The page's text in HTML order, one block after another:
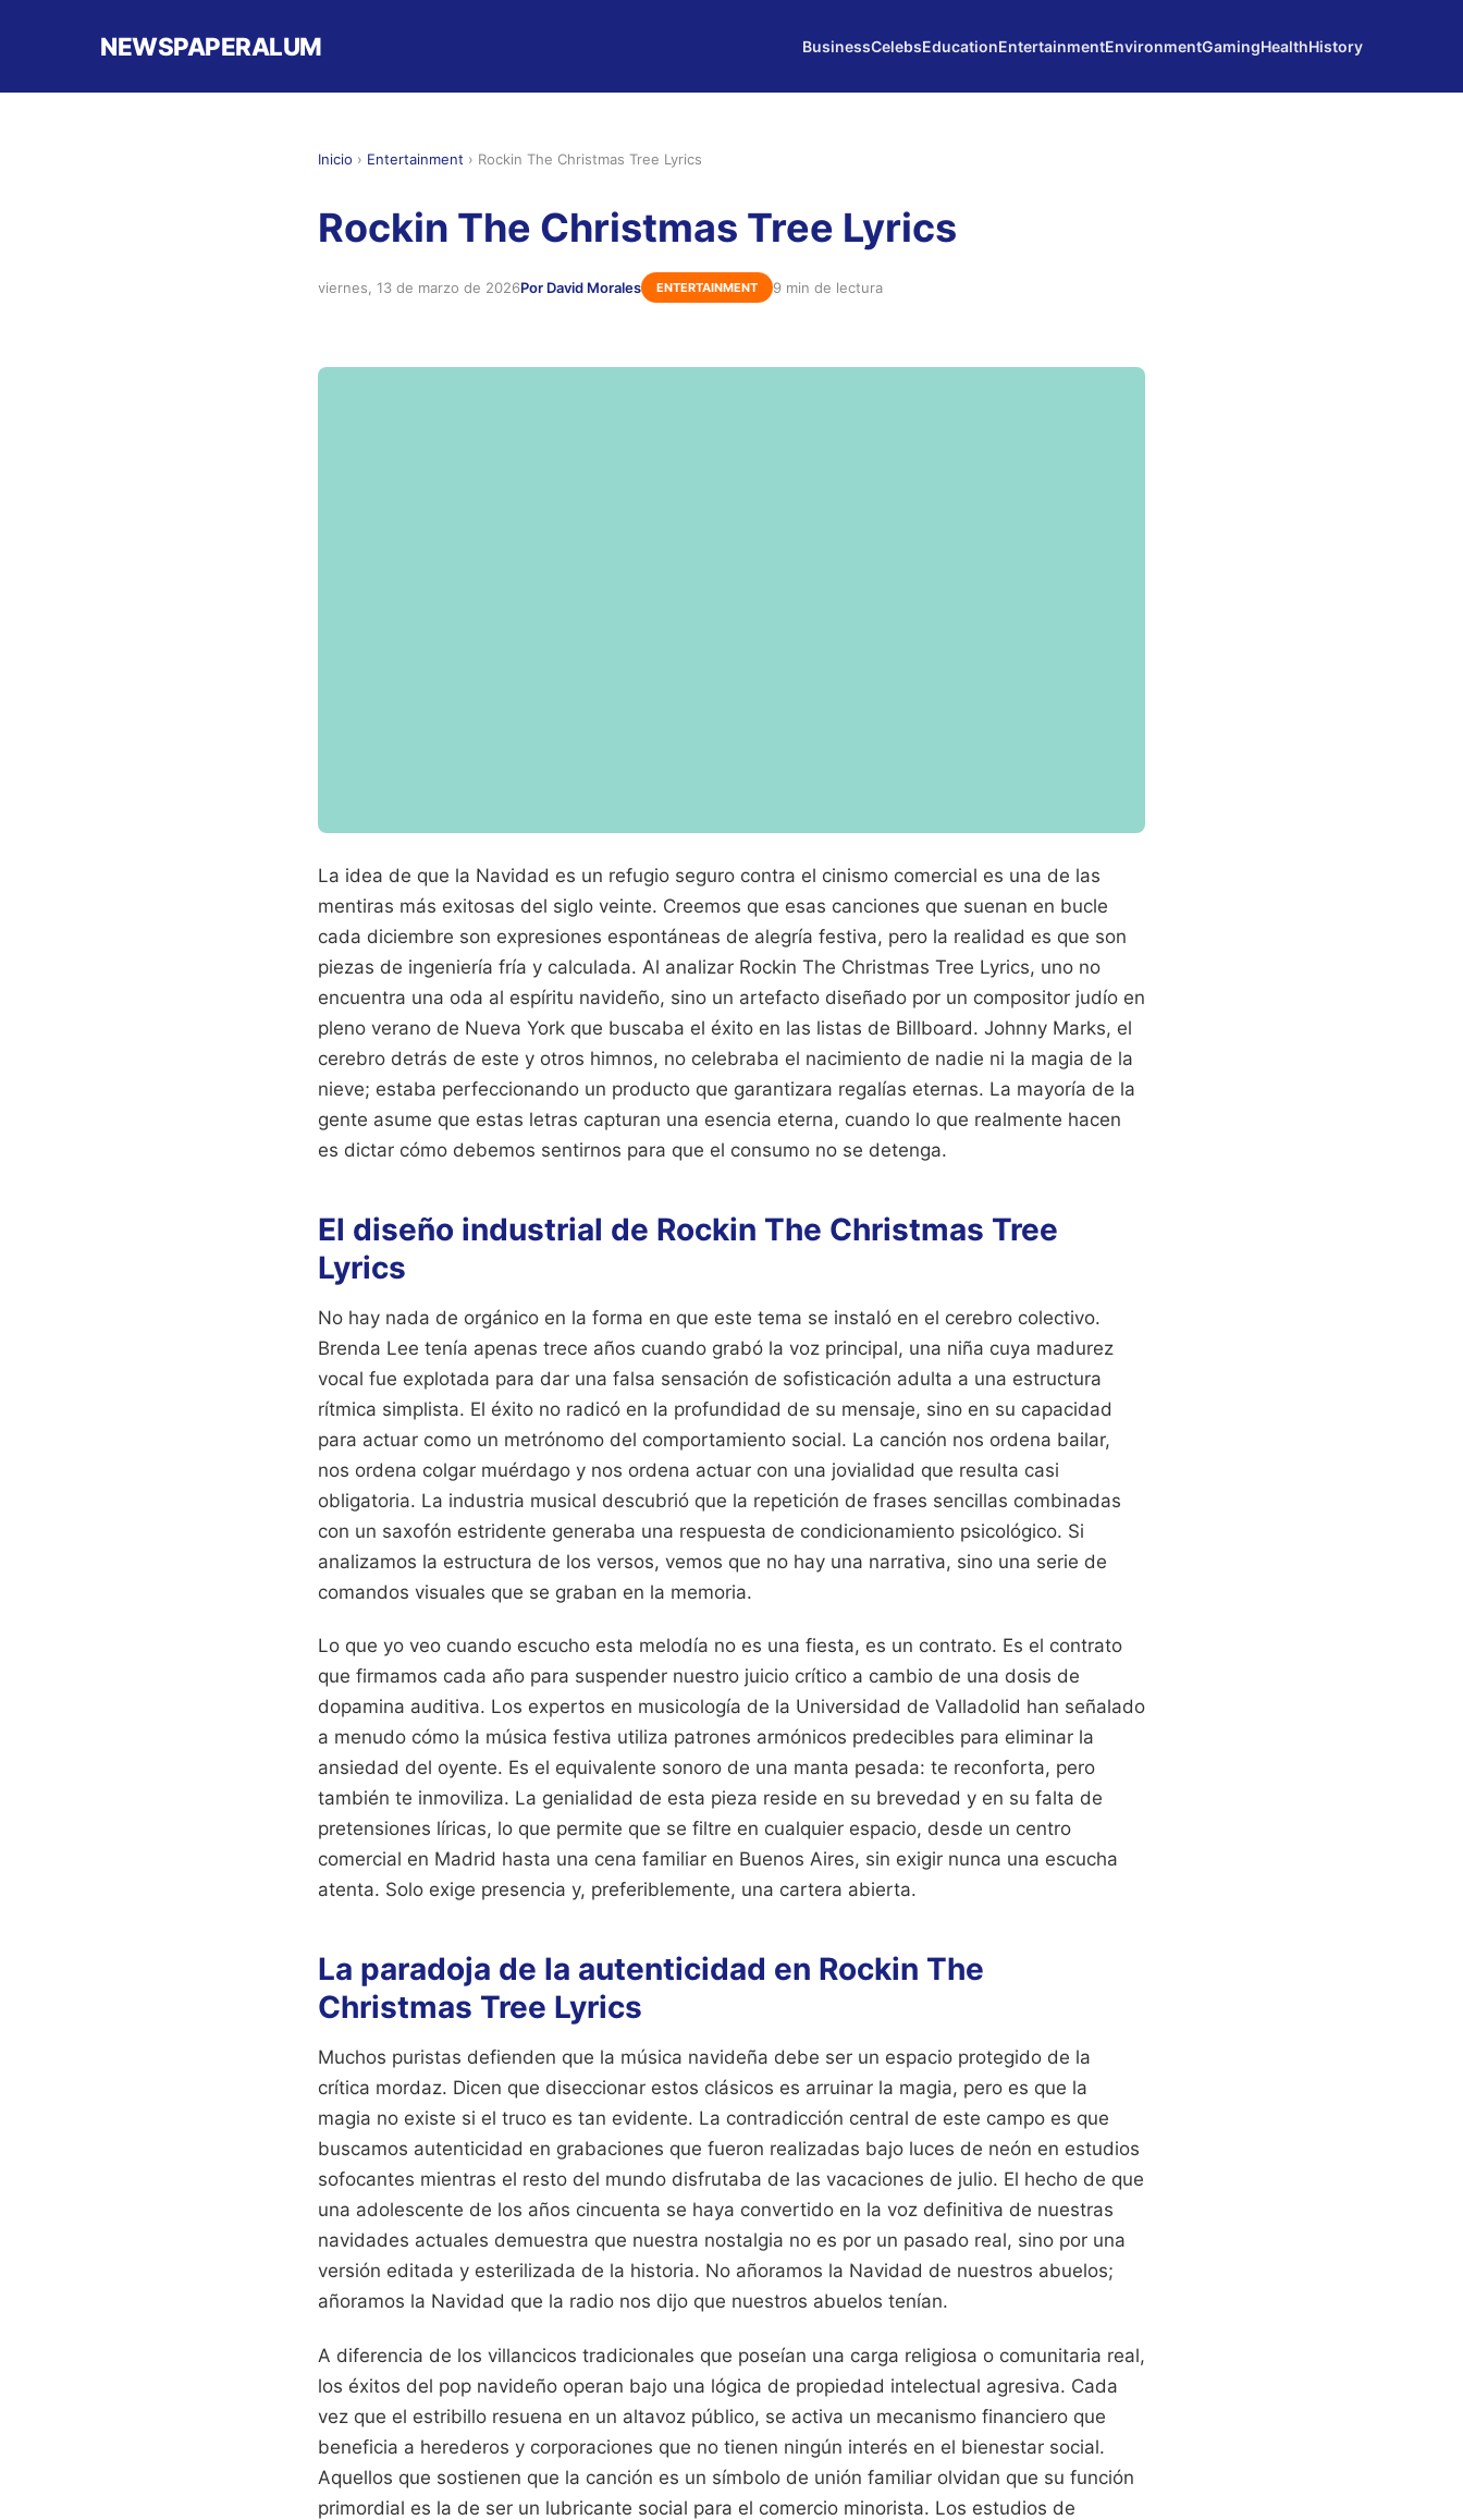
NEWSPAPERALUM BusinessCelebsEducationEntertainmentEnvironmentGamingHealthHistory
Inicio › Entertainment › Rockin The Christmas Tree Lyrics
Rockin The Christmas Tree Lyrics
viernes, 13 de marzo de 2026Por David Morales ENTERTAINMENT 9 min de lectura
La idea de que la Navidad es un refugio seguro contra el cinismo comercial es una de las
mentiras más exitosas del siglo veinte. Creemos que esas canciones que suenan en bucle
cada diciembre son expresiones espontáneas de alegría festiva, pero la realidad es que son
piezas de ingeniería fría y calculada. Al analizar Rockin The Christmas Tree Lyrics, uno no
encuentra una oda al espíritu navideño, sino un artefacto diseñado por un compositor judío en
pleno verano de Nueva York que buscaba el éxito en las listas de Billboard. Johnny Marks, el
cerebro detrás de este y otros himnos, no celebraba el nacimiento de nadie ni la magia de la
nieve; estaba perfeccionando un producto que garantizara regalías eternas. La mayoría de la
gente asume que estas letras capturan una esencia eterna, cuando lo que realmente hacen
es dictar cómo debemos sentirnos para que el consumo no se detenga.
El diseño industrial de Rockin The Christmas Tree
Lyrics
No hay nada de orgánico en la forma en que este tema se instaló en el cerebro colectivo.
Brenda Lee tenía apenas trece años cuando grabó la voz principal, una niña cuya madurez
vocal fue explotada para dar una falsa sensación de sofisticación adulta a una estructura
rítmica simplista. El éxito no radicó en la profundidad de su mensaje, sino en su capacidad
para actuar como un metrónomo del comportamiento social. La canción nos ordena bailar,
nos ordena colgar muérdago y nos ordena actuar con una jovialidad que resulta casi
obligatoria. La industria musical descubrió que la repetición de frases sencillas combinadas
con un saxofón estridente generaba una respuesta de condicionamiento psicológico. Si
analizamos la estructura de los versos, vemos que no hay una narrativa, sino una serie de
comandos visuales que se graban en la memoria.
Lo que yo veo cuando escucho esta melodía no es una fiesta, es un contrato. Es el contrato
que firmamos cada año para suspender nuestro juicio crítico a cambio de una dosis de
dopamina auditiva. Los expertos en musicología de la Universidad de Valladolid han señalado
a menudo cómo la música festiva utiliza patrones armónicos predecibles para eliminar la
ansiedad del oyente. Es el equivalente sonoro de una manta pesada: te reconforta, pero
también te inmoviliza. La genialidad de esta pieza reside en su brevedad y en su falta de
pretensiones líricas, lo que permite que se filtre en cualquier espacio, desde un centro
comercial en Madrid hasta una cena familiar en Buenos Aires, sin exigir nunca una escucha
atenta. Solo exige presencia y, preferiblemente, una cartera abierta.
La paradoja de la autenticidad en Rockin The
Christmas Tree Lyrics
Muchos puristas defienden que la música navideña debe ser un espacio protegido de la
crítica mordaz. Dicen que diseccionar estos clásicos es arruinar la magia, pero es que la
magia no existe si el truco es tan evidente. La contradicción central de este campo es que
buscamos autenticidad en grabaciones que fueron realizadas bajo luces de neón en estudios
sofocantes mientras el resto del mundo disfrutaba de las vacaciones de julio. El hecho de que
una adolescente de los años cincuenta se haya convertido en la voz definitiva de nuestras
navidades actuales demuestra que nuestra nostalgia no es por un pasado real, sino por una
versión editada y esterilizada de la historia. No añoramos la Navidad de nuestros abuelos;
añoramos la Navidad que la radio nos dijo que nuestros abuelos tenían.
A diferencia de los villancicos tradicionales que poseían una carga religiosa o comunitaria real,
los éxitos del pop navideño operan bajo una lógica de propiedad intelectual agresiva. Cada
vez que el estribillo resuena en un altavoz público, se activa un mecanismo financiero que
beneficia a herederos y corporaciones que no tienen ningún interés en el bienestar social.
Aquellos que sostienen que la canción es un símbolo de unión familiar olvidan que su función
primordial es la de ser un lubricante social para el comercio minorista. Los estudios de